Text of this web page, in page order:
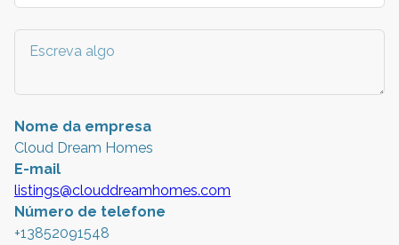
Nome da empresa
Cloud Dream Homes
E-mail
listings@clouddreamhomes.com
Número de telefone
+13852091548